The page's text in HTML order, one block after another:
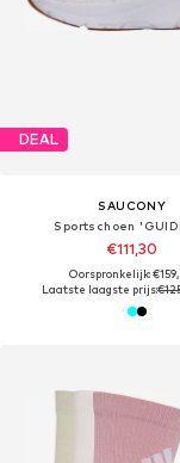
DEAL
SAUCONY
Sportschoen
€111,30
Oorspronkelijk:
Laatste laagste prijs: